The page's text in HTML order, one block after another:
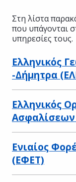
Στη λίστα
που υπάγονται
υπηρεσίες τους.
Ελληνικός
-Δήμητρα
Ελληνικός
Ασφαλίσεων
Ενιαίος
(ΕΦΕΤ)